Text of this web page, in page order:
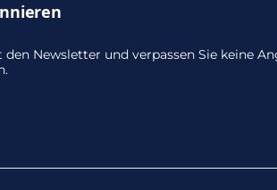
den Newsletter und verpassen Sie keine